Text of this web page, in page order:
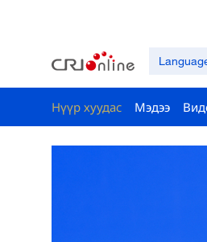
Нүүр хуудас Мэдээ